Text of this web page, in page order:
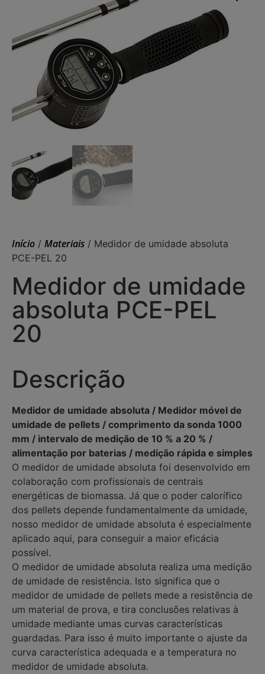
Início / Materiais / Medidor de umidade absoluta
PCE-PEL 20
Medidor de umidade
absoluta PCE-PEL
20
Descrição
Medidor de umidade absoluta / Medidor móvel de
umidade de pellets / comprimento da sonda 1000
mm / intervalo de medição de 10 % a 20 % /
alimentação por baterias / medição rápida e simples
O medidor de umidade absoluta foi desenvolvido em
colaboração com profissionais de centrais
energéticas de biomassa. Já que o poder calorífico
dos pellets depende fundamentalmente da umidade,
nosso medidor de umidade absoluta é especialmente
aplicado aqui, para conseguir a maior eficácia
possível.
O medidor de umidade absoluta realiza uma medição
de umidade de resistência. Isto significa que o
medidor de umidade de pellets mede a resistência de
um material de prova, e tira conclusões relativas à
umidade mediante umas curvas características
guardadas. Para isso é muito importante o ajuste da
curva característica adequada e a temperatura no
medidor de umidade absoluta.